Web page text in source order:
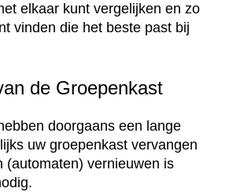
elkaar kunt vergelijken en zo
vinden die het beste past bij
de Groepenkast
doorgaans een lange
uw groepenkast vervangen
(automaten) vernieuwen is